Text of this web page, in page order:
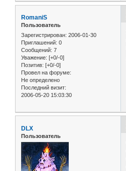
RomaniS
Пользователь
Зарегистрирован: 2006-01-30
Приглашений: 0
Сообщений: 7
Уважение: [+0/-0]
Позитив: [+0/-0]
Провел на форуме:
Не определено
Последний визит:
2006-05-20 15:03:30
DLX
Пользователь